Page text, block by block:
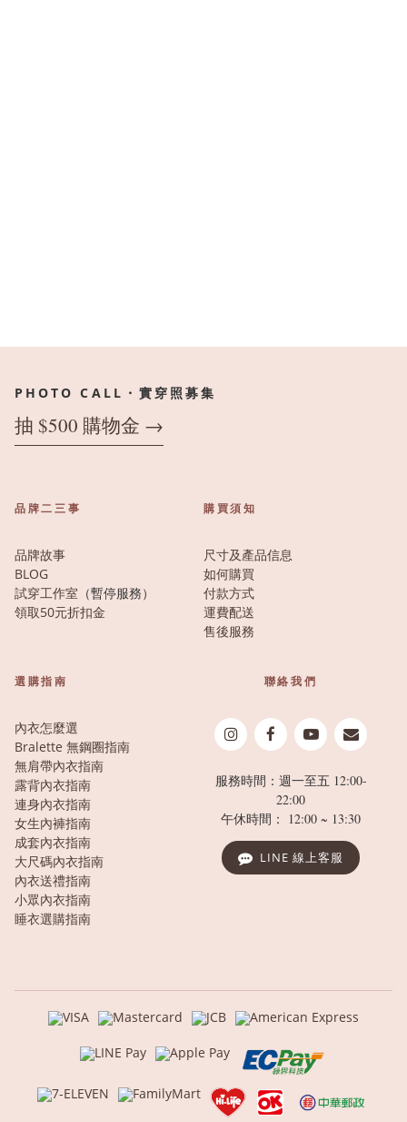
PHOTO CALL・實穿照募集
抽 $500 購物金 →
品牌二三事
品牌故事
BLOG
試穿工作室 （暫停服務）
領取50元折扣金
購買須知
尺寸及產品信息
如何購買
付款方式
運費配送
售後服務
選購指南
內衣怎麼選
Bralette 無鋼圈指南
無肩帶內衣指南
露背內衣指南
連身內衣指南
女生內褲指南
成套內衣指南
大尺碼內衣指南
內衣送禮指南
小眾內衣指南
睡衣選購指南
聯絡我們
服務時間：週一至五 12:00-
22:00
午休時間： 12:00 ~ 13:30
LINE 線上客服